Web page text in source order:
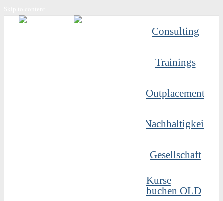
Consulting
Trainings
Outplacement
Nachhaltigkeit
Gesellschaft
Kurse
buchen OLD